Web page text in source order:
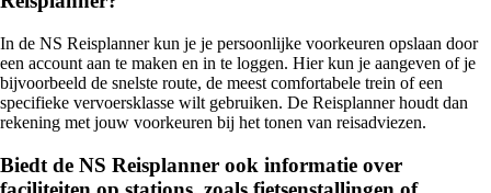
In de NS Reisplanner kun je je persoonlijke voorkeuren opslaan door
een account aan te maken en in te loggen. Hier kun je aangeven of je
bijvoorbeeld de snelste route, de meest comfortabele trein of een
specifieke vervoersklasse wilt gebruiken. De Reisplanner houdt dan
rekening met jouw voorkeuren bij het tonen van reisadviezen.
Biedt de NS Reisplanner ook informatie over